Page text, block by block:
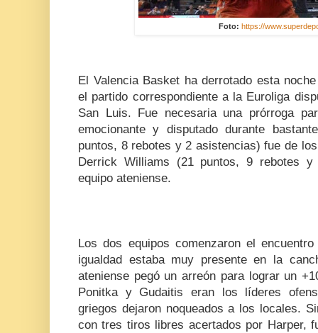
Foto: https://
El Valencia Basket ha derrotado esta
el partido correspondiente a la Euroliga
San Luis. Fue necesaria una prórroga
emocionante y disputado durante
puntos, 8 rebotes y 2 asistencias) fue de
Derrick Williams (21 puntos, 9 rebotes
equipo ateniense.
Los dos equipos comenzaron el
igualdad estaba muy presente en la
ateniense pegó un arreón para lograr un
Ponitka y Gudaitis eran los líderes
griegos dejaron noqueados a los locales.
con tres tiros libres acertados por Harper,